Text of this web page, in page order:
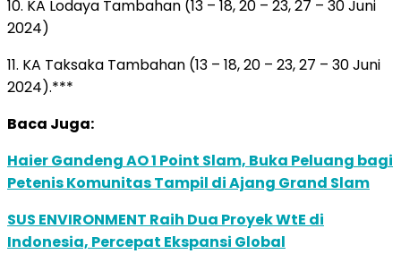
10. KA Lodaya Tambahan (13 – 18, 20 – 23, 27 – 30 Juni
2024)
11. KA Taksaka Tambahan (13 – 18, 20 – 23, 27 – 30 Juni
2024).***
Baca Juga:
Haier Gandeng AO 1 Point Slam, Buka Peluang bagi
Petenis Komunitas Tampil di Ajang Grand Slam
SUS ENVIRONMENT Raih Dua Proyek WtE di
Indonesia, Percepat Ekspansi Global